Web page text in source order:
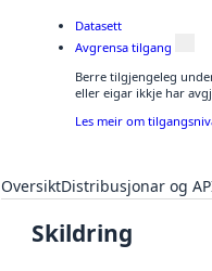
Datasett
Avgrensa tilgang
Berre tilgjengeleg
eller eigar ikkje har
Les meir om
OversiktDistribusjonar og
Skildring